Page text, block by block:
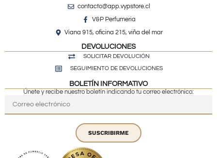
contacto@app.vypstore.cl
V&P Perfumeria
Viana 915, oficina 215, viña del mar
DEVOLUCIONES
SOLICITAR DEVOLUCIÓN
SEGUIMIENTO DE DEVOLUCIONES
BOLETÍN INFORMATIVO
Únete y recibe nuestro boletín indicando tu correo electrónico:
SUSCRIBIRME